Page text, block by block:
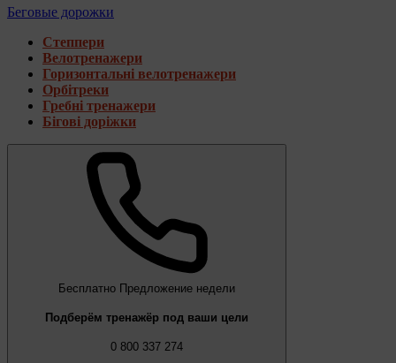
Беговые дорожки
Степпери
Велотренажери
Горизонтальні велотренажери
Орбітреки
Гребні тренажери
Бігові доріжки
Бесплатно Предложение недели
Подберём тренажёр под ваши цели
0 800 337 274